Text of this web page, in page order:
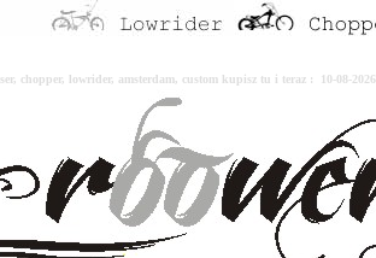
chopper, lowrider, amsterdam, custom kupisz tu i teraz : 10-08-